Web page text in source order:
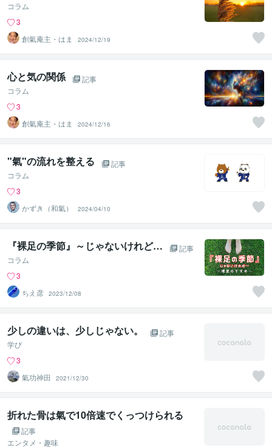
コラム
3
創氣庵主・はま
2024/12/19
心と気の関係
記事
コラム
3
創氣庵主・はま
2024/12/16
"氣"の流れを整える
記事
コラム
3
かずき（和氣）
2024/04/10
『裸足の季節』～じゃないけれど…
記事
コラム
3
ちえ彦 2023/12/08
少しの違いは、少しじゃない。
記事
学び
3
氣功神田
2021/12/30
折れた骨は氣で10倍速でくっつけられる
記事
エンタメ・趣味